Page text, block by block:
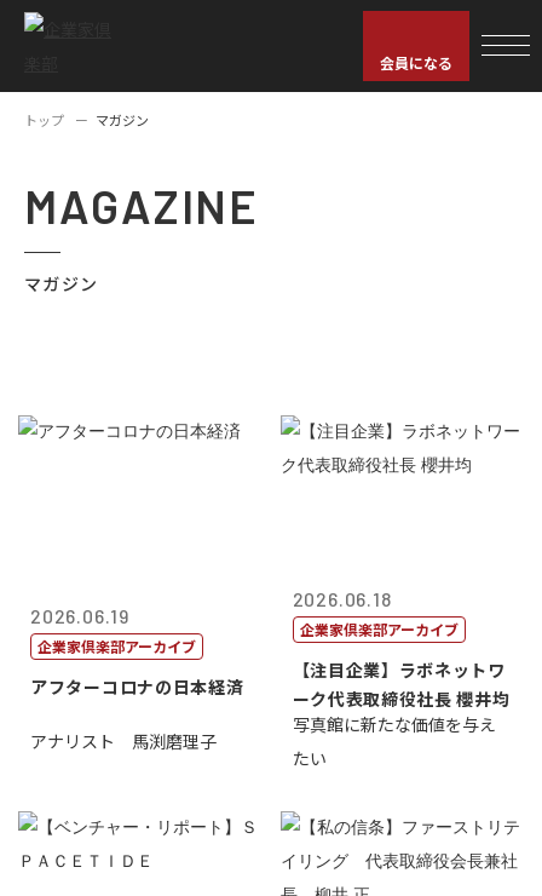
会員になる
トップ マガジン
MAGAZINE
マガジン
2026.06.19
企業家倶楽部アーカイブ
アフターコロナの日本経済
アナリスト 馬渕磨理子
2026.06.18
企業家倶楽部アーカイブ
【注目企業】ラボネットワ
ーク代表取締役社長 櫻井均
写真館に新たな価値を与え
たい